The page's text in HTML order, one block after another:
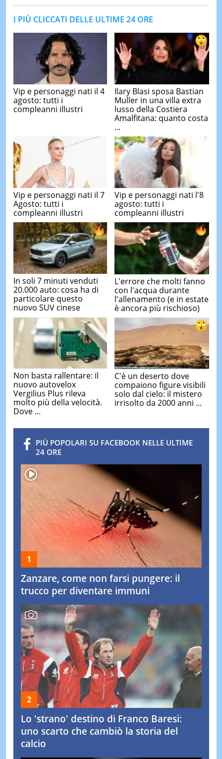
I PIÙ CLICCATI DELLE ULTIME 24 ORE
Vip e personaggi nati il 4
agosto: tutti i
compleanni illustri
Ilary Blasi sposa Bastian
Muller in una villa extra
lusso della Costiera
Amalfitana: quanto costa
...
Vip e personaggi nati il 7
Agosto: tutti i
compleanni illustri
Vip e personaggi nati l'8
agosto: tutti i
compleanni illustri
In soli 7 minuti venduti
20.000 auto: cosa ha di
particolare questo
nuovo SUV cinese
L'errore che molti fanno
con l'acqua durante
l'allenamento (e in estate
è ancora più rischioso)
Non basta rallentare: il
nuovo autovelox
Vergilius Plus rileva
molto più della velocità.
Dove ...
C'è un deserto dove
compaiono figure visibili
solo dal cielo: il mistero
irrisolto da 2000 anni ...
PIÙ POPOLARI SU FACEBOOK NELLE ULTIME
24 ORE
Zanzare, come non farsi pungere: il
trucco per diventare immuni
Lo 'strano' destino di Franco Baresi:
uno scarto che cambiò la storia del
calcio